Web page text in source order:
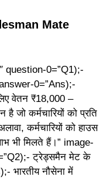
Mate
question-0=”Q1);-
0=”Ans);-
वेतन ₹18,000 –
जो कर्मचारियों को प्रति
कर्मचारियों को हाउस
भी मिलते हैं।” image-
ट्रेड्समैन मेट के
भारतीय नौसेना में